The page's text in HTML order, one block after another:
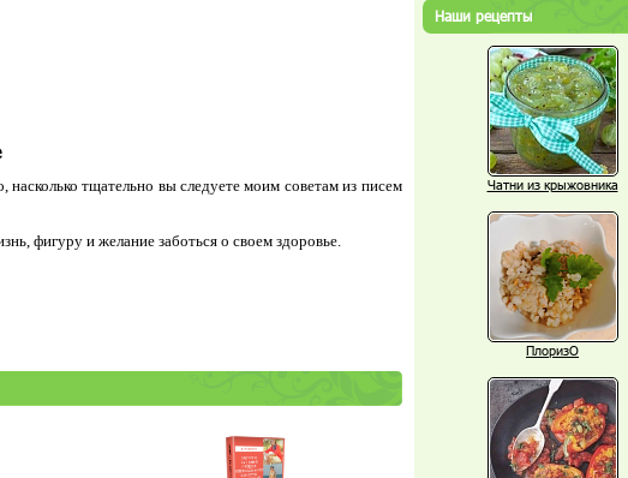
насколько тщательно вы следуете моим советам из писем
фигуру и желание заботься о своем здоровье.
Наши рецепты
Чатни из крыжовника
ПлоризО